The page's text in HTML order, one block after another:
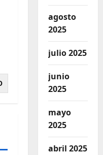
agosto
2025
julio 2025
junio
2025
mayo
2025
abril 2025